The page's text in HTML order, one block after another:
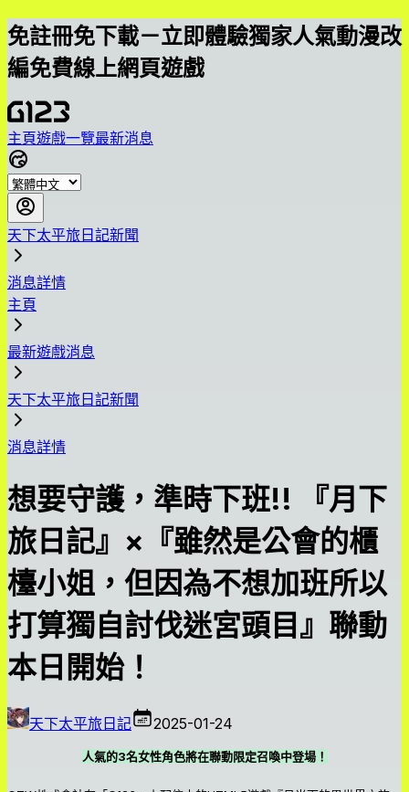
免註冊免下載－立即體驗獨家人氣動漫改
編免費線上網頁遊戲
主頁遊戲一覽最新消息
天下太平旅日記新聞
消息詳情
主頁
最新遊戲消息
天下太平旅日記新聞
消息詳情
想要守護，準時下班!! 『月下
旅日記』×『雖然是公會的櫃
檯小姐，但因為不想加班所以
打算獨自討伐迷宮頭目』聯動
本日開始！
天下太平旅日記 2025-01-24
人氣的3名女性角色將在聯動限定召喚中登場！